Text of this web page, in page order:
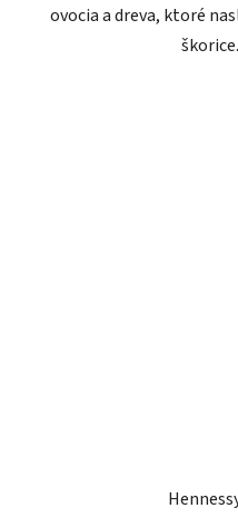
ovocia a dreva, ktoré